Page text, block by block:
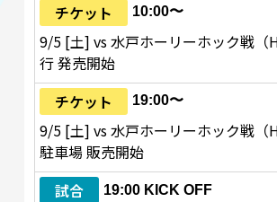
チケット
10:00〜
9/5 [土] vs 水戸ホーリーホック戦（
行 発売開始
チケット
19:00〜
9/5 [土] vs 水戸ホーリーホック戦（
駐車場 販売開始
試合
19:00 KICK OFF